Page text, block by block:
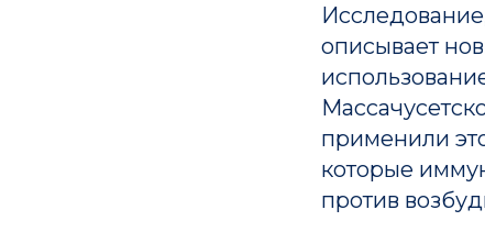
описывает
применили
которые
против